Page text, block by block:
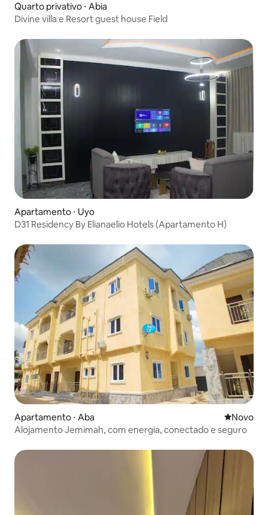
Quarto privativo ⋅ Abia
Divine villa e Resort guest house Field
Apartamento ⋅ Uyo
D31 Residency By Elianaelio Hotels (Apartamento H)
Apartamento ⋅ Aba Novo
Novo
Alojamento Jemimah, com energia, conectado e seguro